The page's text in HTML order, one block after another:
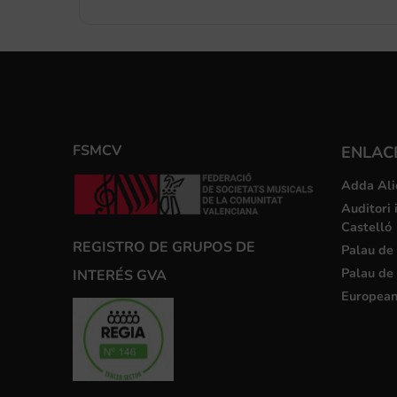
FSMCV
REGISTRO DE GRUPOS DE
INTERÉS GVA
Adda
Auditori
Castelló
Palau
Palau